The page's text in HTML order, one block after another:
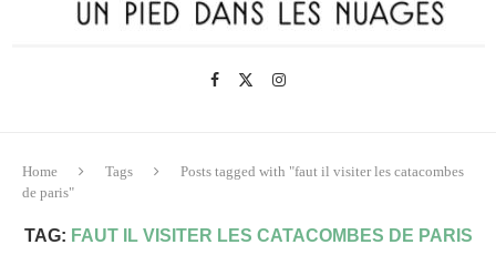
Home Tags
Posts tagged with "faut il visiter les catacombes
de paris"
TAG: FAUT IL VISITER LES CATACOMBES DE PARIS